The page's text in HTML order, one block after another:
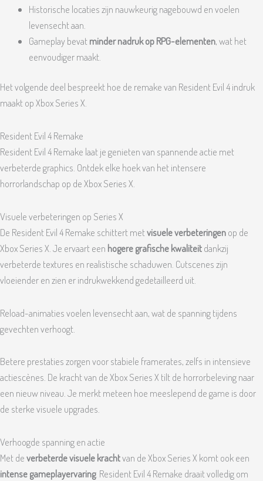
Historische locaties zijn nauwkeurig nagebouwd en voelen
levensecht aan.
Gameplay bevatminder nadruk op RPG-elementen, wat het
eenvoudiger maakt.
Het volgende deel bespreekt hoe de remake van Resident Evil 4 indruk
maakt op Xbox Series X.
Resident Evil 4 Remake
Resident Evil 4 Remake laat je genieten van spannende actie met
verbeterde graphics. Ontdek elke hoek van het intensere
horrorlandschap op de Xbox Series X.
Visuele verbeteringen op Series X
De Resident Evil 4 Remake schittert metvisuele verbeteringenop de
Xbox Series X. Je ervaart een hogere grafische kwaliteitdankzij
verbeterde textures en realistische schaduwen. Cutscenes zijn
vloeiender en zien er indrukwekkend gedetailleerd uit.
Reload-animaties voelen levensecht aan, wat de spanning tijdens
gevechten verhoogt.
Betere prestaties zorgen voor stabiele framerates, zelfs in intensieve
actiescènes. De kracht van de Xbox Series X tilt de horrorbeleving naar
een nieuw niveau. Je merkt meteen hoe meeslepend de game is door
de sterke visuele upgrades.
Verhoogde spanning en actie
Met deverbeterde visuele krachtvan de Xbox Series X komt ook een
intense gameplayervaring. Resident Evil 4 Remake draait volledig om